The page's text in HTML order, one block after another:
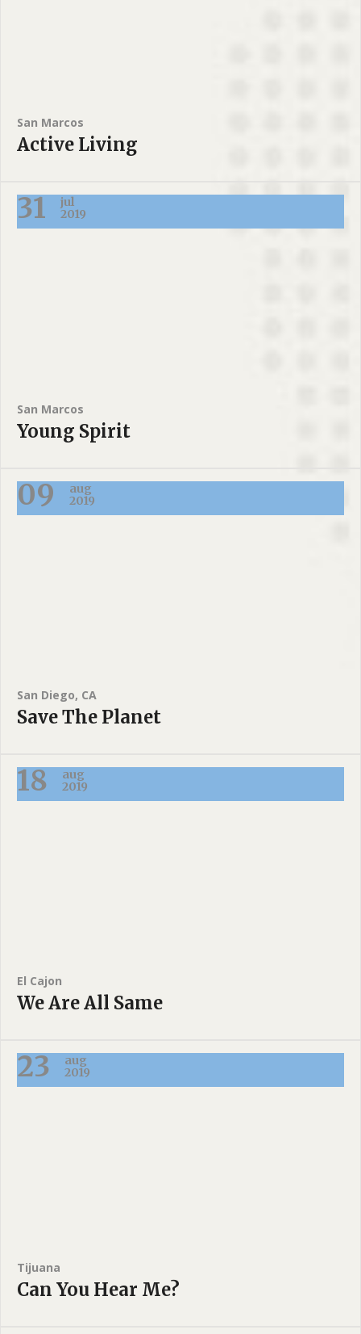
San Marcos
Active Living
31
jul
2019
San Marcos
Young Spirit
09
aug
2019
San Diego, CA
Save The Planet
18
aug
2019
El Cajon
We Are All Same
23
aug
2019
Tijuana
Can You Hear Me?